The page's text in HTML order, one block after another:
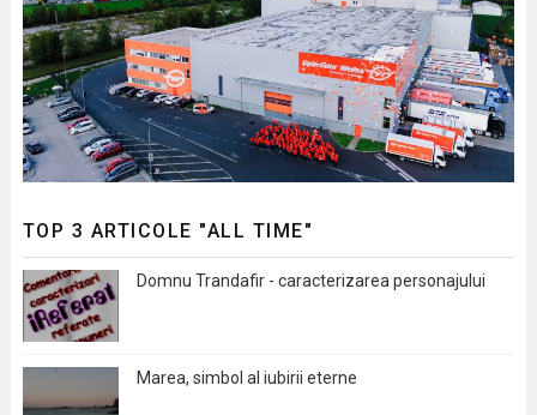
TOP 3 ARTICOLE "ALL TIME"
Domnu Trandafir - caracterizarea personajului
Marea, simbol al iubirii eterne